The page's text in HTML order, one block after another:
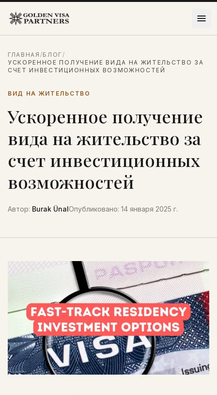
ГЛАВНАЯ /БЛОГ/
УСКОРЕННОЕ ПОЛУЧЕНИЕ ВИДА НА ЖИТЕЛЬСТВО ЗА
СЧЕТ ИНВЕСТИЦИОННЫХ ВОЗМОЖНОСТЕЙ
ВИД НА ЖИТЕЛЬСТВО
Ускоренное получение
вида на жительство за
счет инвестиционных
возможностей
Автор: Burak ÜnalОпубликовано: 14 января 2025 г.